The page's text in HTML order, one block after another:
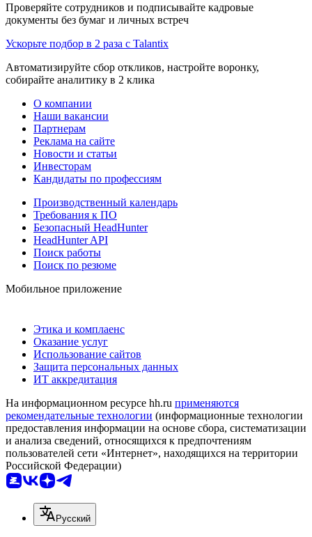
Проверяйте сотрудников и подписывайте кадровые
документы без бумаг и личных встреч
Ускорьте подбор в 2 раза с Talantix
Автоматизируйте сбор откликов, настройте воронку,
собирайте аналитику в 2 клика
О компании
Наши вакансии
Партнерам
Реклама на сайте
Новости и статьи
Инвесторам
Кандидаты по профессиям
Производственный календарь
Требования к ПО
Безопасный HeadHunter
HeadHunter API
Поиск работы
Поиск по резюме
Мобильное приложение
Этика и комплаенс
Оказание услуг
Использование сайтов
Защита персональных данных
ИТ аккредитация
На информационном ресурсе hh.ru применяются
рекомендательные технологии (информационные технологии
предоставления информации на основе сбора, систематизации
и анализа сведений, относящихся к предпочтениям
пользователей сети «Интернет», находящихся на территории
Российской Федерации)
Русский